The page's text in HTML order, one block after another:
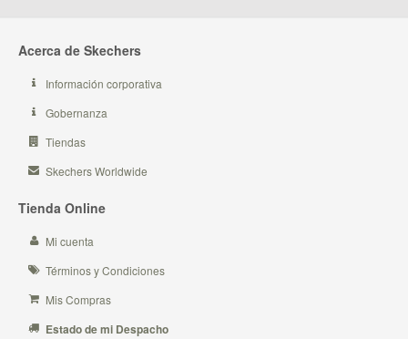
Acerca de Skechers
Información corporativa
Gobernanza
Tiendas
Skechers Worldwide
Tienda Online
Mi cuenta
Términos y Condiciones
Mis Compras
Estado de mi Despacho